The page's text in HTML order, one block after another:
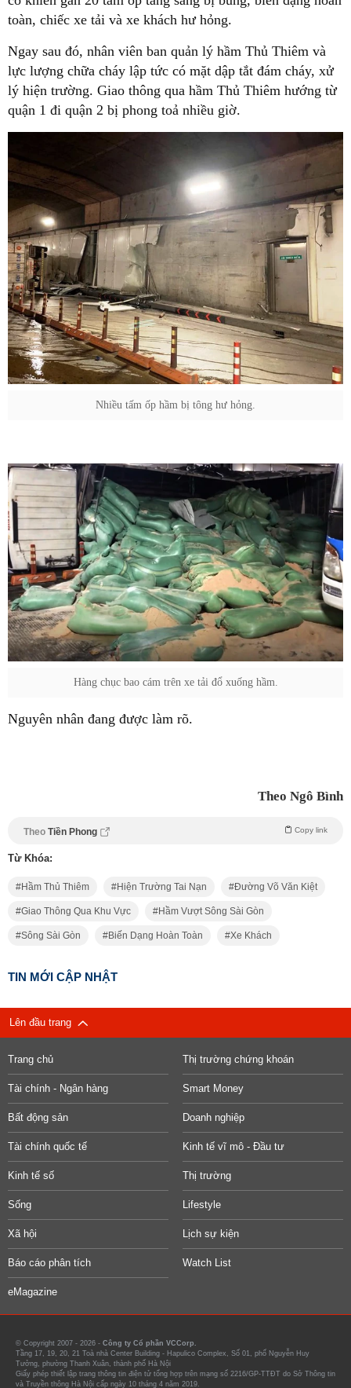
toàn, chiếc xe tải và xe khách hư hỏng.
Ngay sau đó, nhân viên ban quản lý hầm Thủ Thiêm và
lực lượng chữa cháy lập tức có mặt dập tắt đám cháy, xử
lý hiện trường. Giao thông qua hầm Thủ Thiêm hướng từ
quận 1 đi quận 2 bị phong toả nhiều giờ.
Nhiều tấm ốp hầm bị tông hư hỏng.
Hàng chục bao cám trên xe tải đổ xuống hầm.
Nguyên nhân đang được làm rõ.
Theo Ngô Bình
Theo Tiền Phong Copy link
Từ Khóa:
Hầm Thủ Thiêm Hiện Trường Tai Nạn Đường Võ Văn Kiệt
Giao Thông Qua Khu Vực Hầm Vượt Sông Sài Gòn
Sông Sài Gòn Biến Dạng Hoàn Toàn Xe Khách
TIN MỚI CẬP NHẬT
Lên đầu trang
Trang chủ Thị trường chứng khoán
Tài chính - Ngân hàng Smart Money
Bất động sản Doanh nghiệp
Tài chính quốc tế Kinh tế vĩ mô - Đầu tư
Kinh tế số Thị trường
Sống Lifestyle
Xã hội Lịch sự kiện
Báo cáo phân tích Watch List
eMagazine
© Copyright 2007 - 2026 - Công ty Cổ phần VCCorp.
Tầng 17, 19, 20, 21 Toà nhà Center Building - Hapulico Complex, Số 01, phố Nguyễn Huy
Tưởng, phường Thanh Xuân, thành phố Hà Nội
Giấy phép thiết lập trang thông tin điện tử tổng hợp trên mạng số 2216/GP-TTĐT do Sở Thông tin
và Truyền thông Hà Nội cấp ngày 10 tháng 4 năm 2019.